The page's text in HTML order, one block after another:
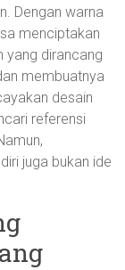
Dengan warna
menciptakan
yang dirancang
membuatnya
desain
referensi
juga bukan ide